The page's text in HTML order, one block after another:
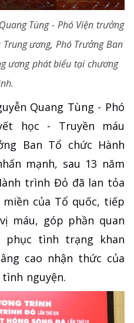
Tùng - Phó Viện trưởng
ương, Phó Trưởng Ban
ương phát biểu tại chương
Quang Tùng - Phó
học - Truyền máu
Ban Tổ chức Hành
mạnh, sau 13 năm
trình Đỏ đã lan tỏa
của Tổ quốc, tiếp
máu, góp phần quan
phục tình trạng khan
cao nhận thức của
nguyện.